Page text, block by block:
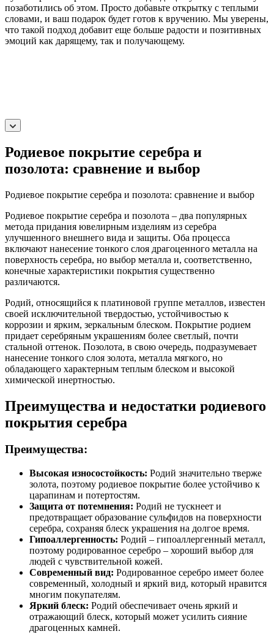
позаботились об этом. Просто добавьте открытку с теплыми
словами, и ваш подарок будет готов к вручению. Мы уверены,
что такой подход добавит еще больше радости и позитивных
эмоций как дарящему, так и получающему.
Родиевое покрытие серебра и
позолота: сравнение и выбор
Родиевое покрытие серебра и позолота: сравнение и выбор
Родиевое покрытие серебра и позолота – два популярных
метода придания ювелирным изделиям из серебра
улучшенного внешнего вида и защиты. Оба процесса
включают нанесение тонкого слоя драгоценного металла на
поверхность серебра, но выбор металла и, соответственно,
конечные характеристики покрытия существенно
различаются.
Родий, относящийся к платиновой группе металлов, известен
своей исключительной твердостью, устойчивостью к
коррозии и ярким, зеркальным блеском. Покрытие родием
придает серебряным украшениям более светлый, почти
стальной оттенок. Позолота, в свою очередь, подразумевает
нанесение тонкого слоя золота, металла мягкого, но
обладающего характерным теплым блеском и высокой
химической инертностью.
Преимущества и недостатки родиевого
покрытия серебра
Преимущества:
Высокая износостойкость: Родий значительно тверже
золота, поэтому родиевое покрытие более устойчиво к
царапинам и потертостям.
Защита от потемнения: Родий не тускнеет и
предотвращает образование сульфидов на поверхности
серебра, сохраняя блеск украшения на долгое время.
Гипоаллергенность: Родий – гипоаллергенный металл,
поэтому родированное серебро – хороший выбор для
людей с чувствительной кожей.
Современный вид: Родированное серебро имеет более
современный, холодный и яркий вид, который нравится
многим покупателям.
Яркий блеск: Родий обеспечивает очень яркий и
отражающий блеск, который может усилить сияние
драгоценных камней.